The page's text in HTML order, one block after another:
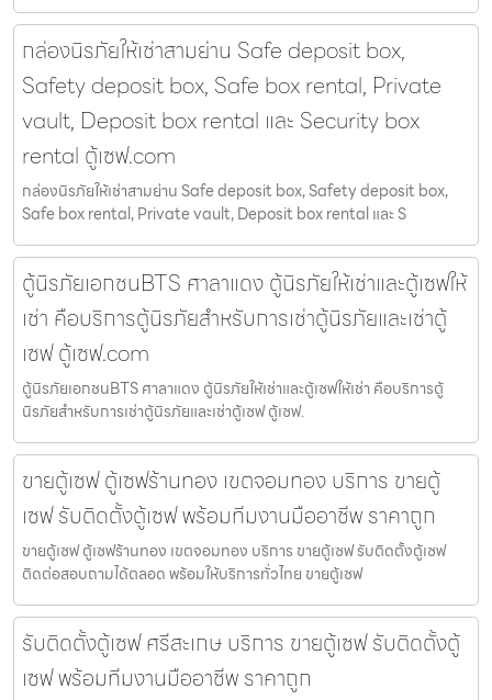
กล่องนิรภัยให้เช่าสามย่าน Safe deposit box,
Safety deposit box, Safe box rental, Private
vault, Deposit box rental และ Security box
rental ตู้เซฟ.com
กล่องนิรภัยให้เช่าสามย่าน Safe deposit box, Safety deposit box,
Safe box rental, Private vault, Deposit box rental และ S
ตู้นิรภัยเอกชนBTS ศาลาแดง ตู้นิรภัยให้เช่าและตู้เซฟให้
เช่า คือบริการตู้นิรภัยสำหรับการเช่าตู้นิรภัยและเช่าตู้
เซฟ ตู้เซฟ.com
ตู้นิรภัยเอกชนBTS ศาลาแดง ตู้นิรภัยให้เช่าและตู้เซฟให้เช่า คือบริการตู้
นิรภัยสำหรับการเช่าตู้นิรภัยและเช่าตู้เซฟ ตู้เซฟ.
ขายตู้เซฟ ตู้เซฟร้านทอง เขตจอมทอง บริการ ขายตู้
เซฟ รับติดตั้งตู้เซฟ พร้อมทีมงานมืออาชีพ ราคาถูก
ขายตู้เซฟ ตู้เซฟร้านทอง เขตจอมทอง บริการ ขายตู้เซฟ รับติดตั้งตู้เซฟ
ติดต่อสอบถามได้ตลอด พร้อมให้บริการทั่วไทย ขายตู้เซฟ
รับติดตั้งตู้เซฟ ศรีสะเกษ บริการ ขายตู้เซฟ รับติดตั้งตู้
เซฟ พร้อมทีมงานมืออาชีพ ราคาถูก